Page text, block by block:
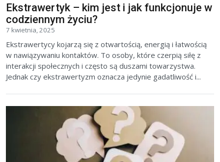
Ekstrawertyk – kim jest i jak funkcjonuje w
codziennym życiu?
7 kwietnia, 2025
Ekstrawertycy kojarzą się z otwartością, energią i łatwością
w nawiązywaniu kontaktów. To osoby, które czerpią siłę z
interakcji społecznych i często są duszami towarzystwa.
Jednak czy ekstrawertyzm oznacza jedynie gadatliwość i...